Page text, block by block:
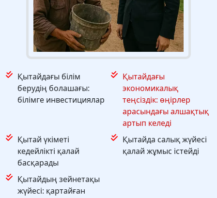
Қытайдағы білім
берудің болашағы:
білімге инвестициялар
Қытайдағы
экономикалық
теңсіздік: өңірлер
арасындағы алшақтық
артып келеді
Қытай үкіметі
кедейлікті қалай
басқарады
Қытайда салық жүйесі
қалай жұмыс істейді
Қытайдың зейнетақы
жүйесі: қартайған